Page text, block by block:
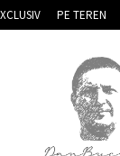
PE TEREN